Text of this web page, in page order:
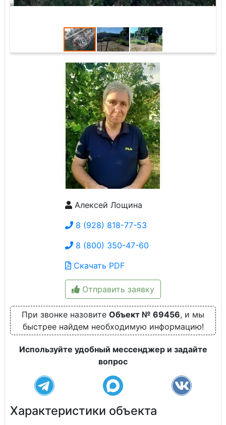
Алексей Лощина
8 (928) 818-77-53
8 (800) 350-47-60
Скачать PDF
Отправить заявку
При звонке назовите Объект № 69456, и мы
быстрее найдем необходимую информацию!
Используйте удобный мессенджер и задайте
вопрос
Характеристики объекта